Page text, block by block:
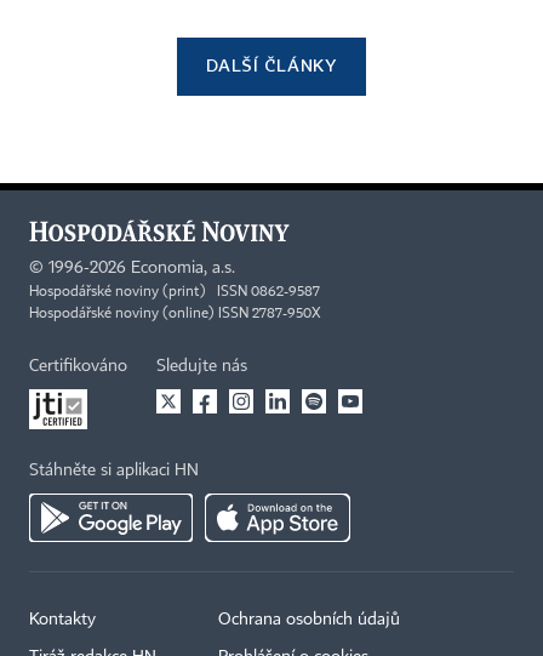
DALŠÍ ČLÁNKY
© 1996-2026 Economia, a.s.
Hospodářské noviny (print) ISSN 0862-9587
Hospodářské noviny (online) ISSN 2787-950X
Certifikováno Sledujte nás
Stáhněte si aplikaci HN
Kontakty Ochrana osobních údajů